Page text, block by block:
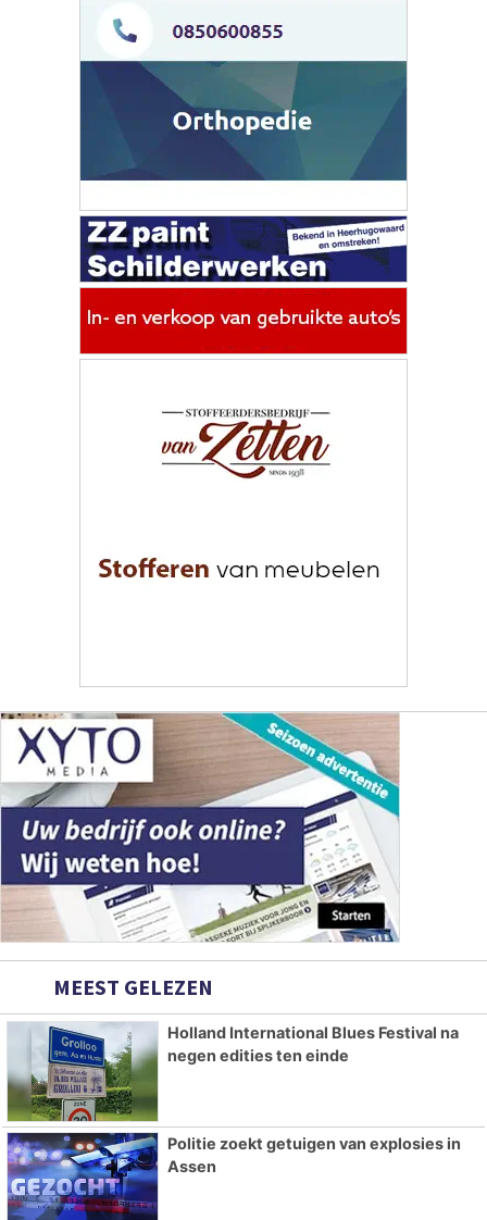
MEEST GELEZEN
Holland International Blues Festival na
negen edities ten einde
Politie zoekt getuigen van explosies in
Assen